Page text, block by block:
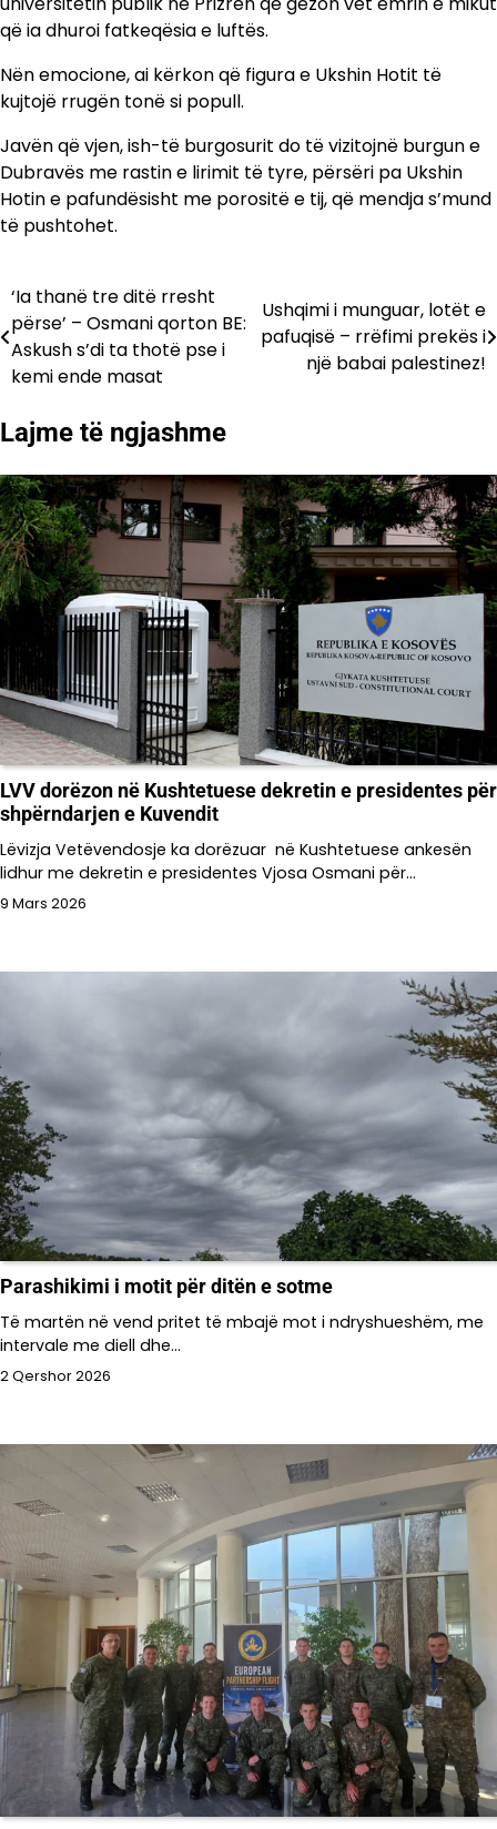
që ia dhuroi fatkeqësia e luftës.
Nën emocione, ai kërkon që figura e Ukshin Hotit të
kujtojë rrugën tonë si popull.
Javën që vjen, ish-të burgosurit do të vizitojnë burgun e
Dubravës me rastin e lirimit të tyre, përsëri pa Ukshin
Hotin e pafundësisht me porositë e tij, që mendja s’mund
të pushtohet.
Lëvizje
te
postimet
‘Ia thanë tre ditë rresht
përse’ – Osmani qorton BE:
Askush s’di ta thotë pse i
kemi ende masat
Ushqimi i munguar, lotët e
pafuqisë – rrëfimi prekës i
një babai palestinez!
Lajme të ngjashme
LVV dorëzon në Kushtetuese dekretin e presidentes për
shpërndarjen e Kuvendit
Lëvizja Vetëvendosje ka dorëzuar në Kushtetuese ankesën
lidhur me dekretin e presidentes Vjosa Osmani për…
9 Mars 2026
Parashikimi i motit për ditën e sotme
Të martën në vend pritet të mbajë mot i ndryshueshëm, me
intervale me diell dhe…
2 Qershor 2026